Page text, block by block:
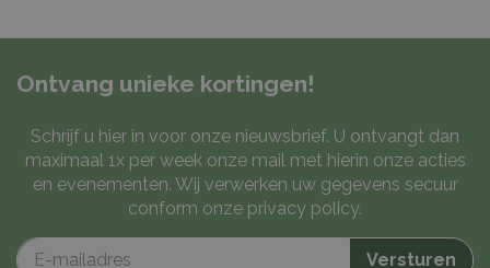
Ontvang unieke kortingen!
Schrijf u hier in voor onze nieuwsbrief. U ontvangt dan
maximaal 1x per week onze mail met hierin onze acties
en evenementen. Wij verwerken uw gegevens secuur
conform onze privacy policy.